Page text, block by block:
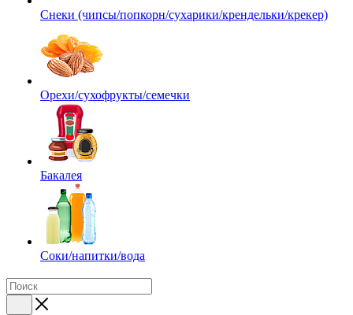
Снеки (чипсы/попкорн/сухарики/крендельки/крекер)
Орехи/сухофрукты/семечки
Бакалея
Соки/напитки/вода